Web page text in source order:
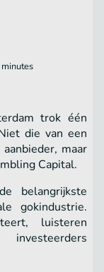
trok één
die van een
maar
Capital.
belangrijkste
gokindustrie.
luisteren